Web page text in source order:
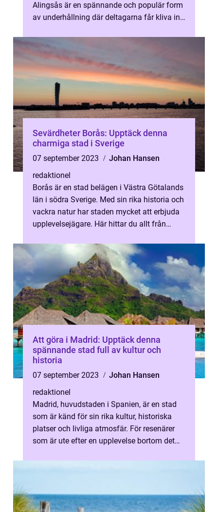
Alingsås är en spännande och populär form
av underhållning där deltagarna får kliva in i
Sevärdheter Borås: Upptäck denna
charmiga stad i Sverige
07 september 2023
Johan Hansen
redaktionel
Borås är en stad belägen i Västra Götalands
län i södra Sverige. Med sin rika historia och
vackra natur har staden mycket att erbjuda
upplevelsejägare. Här hittar du allt från
Att göra i Madrid: Upptäck denna
spännande stad full av kultur och
historia
07 september 2023
Johan Hansen
redaktionel
Madrid, huvudstaden i Spanien, är en stad
som är känd för sin rika kultur, historiska
platser och livliga atmosfär. För resenärer
som är ute efter en upplevelse bortom det